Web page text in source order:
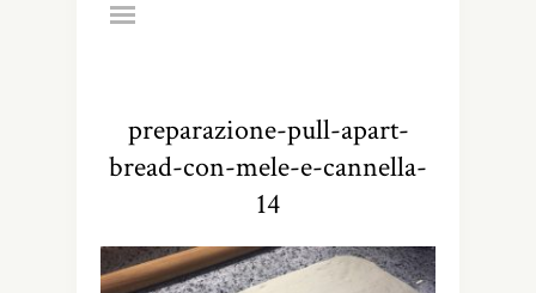
preparazione-pull-apart-
bread-con-mele-e-cannella-
14